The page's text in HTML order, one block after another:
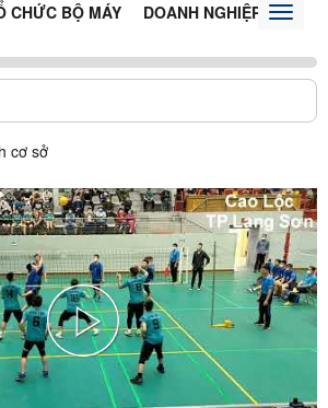
CHỨC BỘ MÁY DOANH NGHIỆP TIN
Toggle
cơ sở
Play